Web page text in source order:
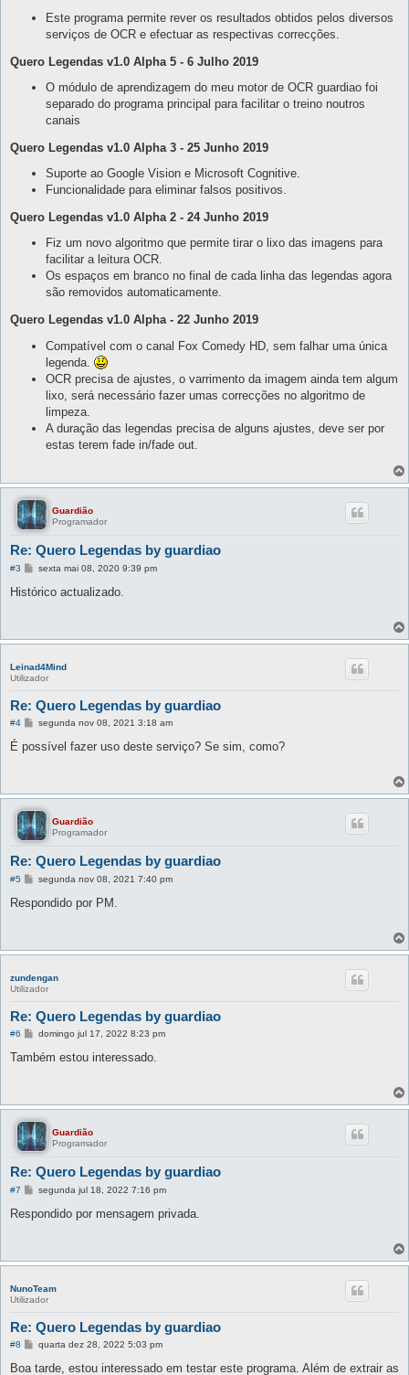
Este programa permite rever os resultados obtidos pelos diversos
serviços de OCR e efectuar as respectivas correcções.
Quero Legendas v1.0 Alpha 5 - 6 Julho 2019
O módulo de aprendizagem do meu motor de OCR guardiao foi
separado do programa principal para facilitar o treino noutros
canais
Quero Legendas v1.0 Alpha 3 - 25 Junho 2019
Suporte ao Google Vision e Microsoft Cognitive.
Funcionalidade para eliminar falsos positivos.
Quero Legendas v1.0 Alpha 2 - 24 Junho 2019
Fiz um novo algoritmo que permite tirar o lixo das imagens para
facilitar a leitura OCR.
Os espaços em branco no final de cada linha das legendas agora
são removidos automaticamente.
Quero Legendas v1.0 Alpha - 22 Junho 2019
Compatível com o canal Fox Comedy HD, sem falhar uma única
legenda.
OCR precisa de ajustes, o varrimento da imagem ainda tem algum
lixo, será necessário fazer umas correcções no algoritmo de
limpeza.
A duração das legendas precisa de alguns ajustes, deve ser por
estas terem fade in/fade out.
Guardião
Programador
Re: Quero Legendas by guardiao
#3
M
n
m
sexta mai 08, 2020 9:39 pm
Histórico actualizado.
Leinad4Mind
Utilizador
Re: Quero Legendas by guardiao
#4
M
n
m
segunda nov 08, 2021 3:18 am
É possível fazer uso deste serviço? Se sim, como?
Guardião
Programador
Re: Quero Legendas by guardiao
#5
M
n
m
segunda nov 08, 2021 7:40 pm
Respondido por PM.
zundengan
Utilizador
Re: Quero Legendas by guardiao
#6
M
n
m
domingo jul 17, 2022 8:23 pm
Também estou interessado.
Guardião
Programador
Re: Quero Legendas by guardiao
#7
M
n
m
segunda jul 18, 2022 7:16 pm
Respondido por mensagem privada.
NunoTeam
Utilizador
Re: Quero Legendas by guardiao
#8
M
n
quarta dez 28, 2022 5:03 pm
Boa tarde, estou interessado em testar este programa. Além de extrair as